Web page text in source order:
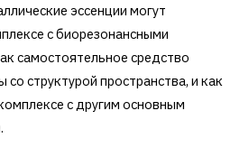
эссенции могут
с биорезонансными
самостоятельное средство
структурой пространства, и как
с другим основным